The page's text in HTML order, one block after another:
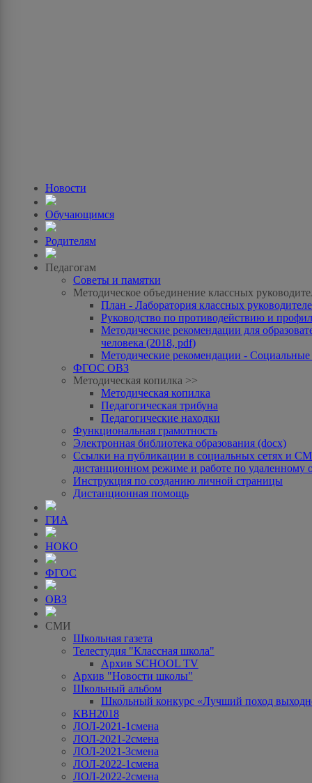
Новости
Обучающимся
Родителям
Педагогам
Советы и памятки
Методическое объединение классных
План - Лаборатория классных
Руководство по противодействию и
Методические рекомендации для
человека (2018, pdf)
Методические рекомендации -
ФГОС ОВЗ
Методическая копилка >>
Методическая копилка
Педагогическая трибуна
Педагогические находки
Функциональная грамотность
Электронная библиотека образования (docx)
Ссылки на публикации в социальных сетях и
дистанционном режиме и работе по удаленному
Инструкция по созданию личной страницы
Дистанционная помощь
ГИА
НОКО
ФГОС
ОВЗ
СМИ
Школьная газета
Телестудия "Классная школа"
Архив SCHOOL TV
Архив "Новости школы"
Школьный альбом
Школьный конкурс «Лучший поход
КВН2018
ЛОЛ-2021-1смена
ЛОЛ-2021-2смена
ЛОЛ-2021-3смена
ЛОЛ-2022-1смена
ЛОЛ-2022-2смена